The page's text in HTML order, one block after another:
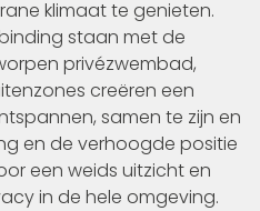
klimaat te genieten.
staan met de
privézwembad,
creëren een
samen te zijn en
en de verhoogde positie
een weids uitzicht en
in de hele omgeving.